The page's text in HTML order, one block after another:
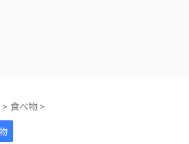
> 食べ物 >